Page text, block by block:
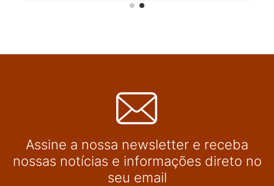
Assine a nossa newsletter e receba
nossas notícias e informações direto no
seu email